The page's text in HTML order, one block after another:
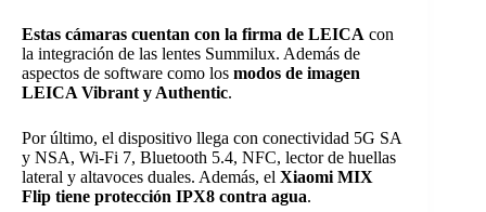
Estas cámaras cuentan con la firma de LEICA con
la integración de las lentes Summilux. Además de
aspectos de software como los modos de imagen
LEICA Vibrant y Authentic.
Por último, el dispositivo llega con conectividad 5G SA
y NSA, Wi-Fi 7, Bluetooth 5.4, NFC, lector de huellas
lateral y altavoces duales. Además, el Xiaomi MIX
Flip tiene protección IPX8 contra agua.